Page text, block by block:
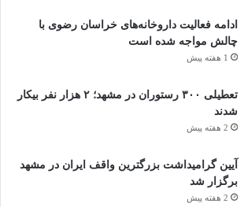
ادامه فعالیت داروخانه‌های خراسان رضوی با
چالش مواجه شده است
1 هفته پیش
تعطیلی ۳۰۰ رستوران در مشهد؛ ۲ هزار نفر بیکار
شدند
2 هفته پیش
آیین گرامیداشت بزرگترین واقف ایران در مشهد
برگزار شد
2 هفته پیش